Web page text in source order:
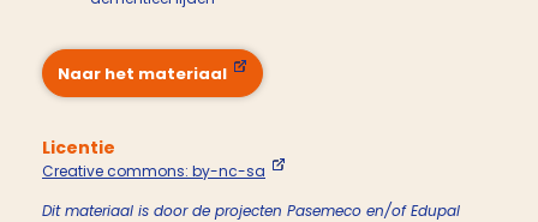
Naar het materiaal
Licentie
Creative commons: by-nc-sa
Dit materiaal is door de projecten Pasemeco en/of Edupal